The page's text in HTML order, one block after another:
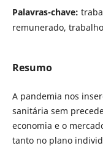
Palavras-chave:
remunerado,
Resumo
A pandemia nos
sanitária sem
economia e o
tanto no plano